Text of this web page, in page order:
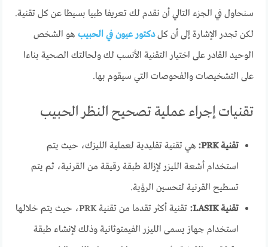
سنحاول في الجزء التالي أن نقدم لك تعريفا طبيا بسيطا عن كل تقنية.
لكن تجدر الإشارة إلى أن كلدكتور عيون في الحبيب هو الشخص
الوحيد القادر على اختيار التقنية الأنسب لك ولحالتك الصحية بناءا
على التشخيصات والفحوصات التي سيقوم بها.
تقنيات إجراء عملية تصحيح النظر الحبيب
تقنية PRK:
هي تقنية تقليدية لعملية الليزك، حيث يتم
استخدام أشعة الليزر لإزالة طبقة رقيقة من القرنية، ثم يتم
تسطيح القرنية لتحسين الرؤية.
تقنية LASIK:
تقنية أكثر تقدما من تقنية PRK، حيث يتم خلالها
استخدام جهاز يسمى الليزر الفيمتوثانية وذلك لإنشاء طبقة